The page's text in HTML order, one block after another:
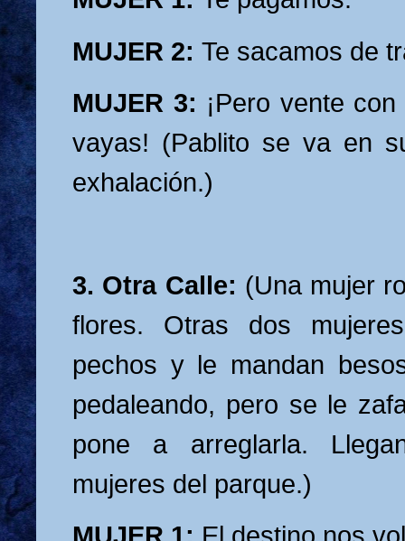
MUJER 2: Te sacamos de
MUJER 3: ¡Pero vente
vayas! (Pablito se va en
exhalación.)
3. Otra Calle: (Una mujer
flores. Otras dos
pechos y le mandan
pedaleando, pero se le
pone a arreglarla.
mujeres del parque.)